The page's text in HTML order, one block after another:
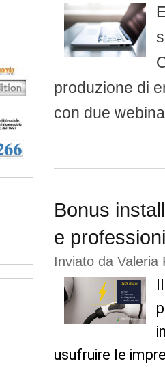
produzione di
con due
Bonus
e
Inviato da Valeria
usufruire le